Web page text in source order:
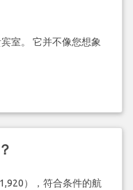
室。 它并不像您想象
），符合条件的航